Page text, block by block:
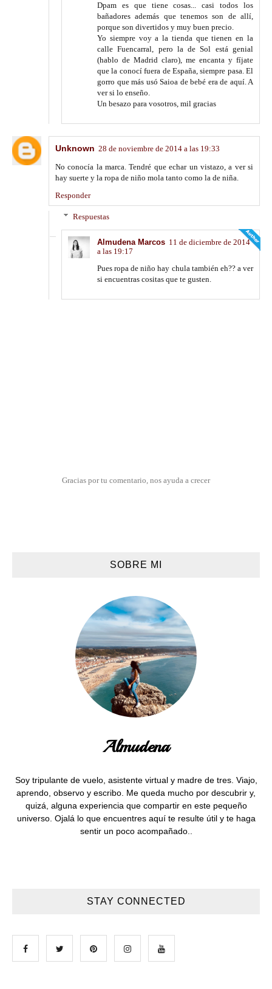
Dpam es que tiene cosas... casi todos los
bañadores además que tenemos son de allí,
porque son divertidos y muy buen precio.
Yo siempre voy a la tienda que tienen en la
calle Fuencarral, pero la de Sol está genial
(hablo de Madrid claro), me encanta y fíjate
que la conocí fuera de España, siempre pasa. El
gorro que más usó Saioa de bebé era de aquí. A
ver si lo enseño.
Un besazo para vosotros, mil gracias
Unknown 28 de noviembre de 2014 a las 19:33
No conocía la marca. Tendré que echar un vistazo, a ver si
hay suerte y la ropa de niño mola tanto como la de niña.
Responder
Respuestas
Almudena Marcos 11 de diciembre de 2014
a las 19:17
Pues ropa de niño hay chula también eh?? a ver
si encuentras cositas que te gusten.
Gracias por tu comentario, nos ayuda a crecer
SOBRE MI
Almudena
Soy tripulante de vuelo, asistente virtual y madre de tres. Viajo,
aprendo, observo y escribo. Me queda mucho por descubrir y,
quizá, alguna experiencia que compartir en este pequeño
universo. Ojalá lo que encuentres aquí te resulte útil y te haga
sentir un poco acompañado..
STAY CONNECTED